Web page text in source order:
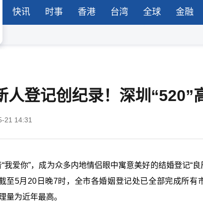
快讯 时事 香港 台湾 全球 金融
人登记创纪录！深圳“520”
21 14:31
我爱你”，成为众多内地情侣眼中寓意美好的结婚登记“
至5月20日晚7时，全市各婚姻登记处已全部完成所有
量为近年最高。